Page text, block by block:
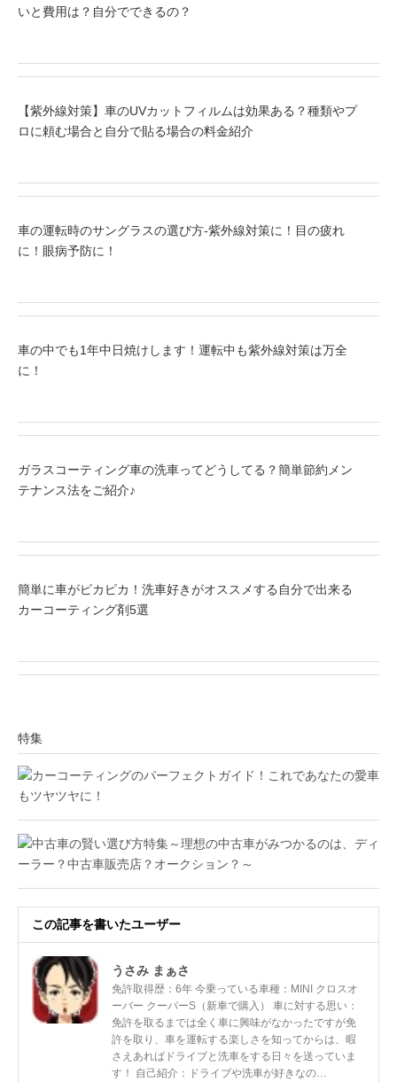
いと費用は？自分でできるの？
【紫外線対策】車のUVカットフィルムは効果ある？種類やプ
ロに頼む場合と自分で貼る場合の料金紹介
車の運転時のサングラスの選び方-紫外線対策に！目の疲れ
に！眼病予防に！
車の中でも1年中日焼けします！運転中も紫外線対策は万全
に！
ガラスコーティング車の洗車ってどうしてる？簡単節約メン
テナンス法をご紹介♪
簡単に車がピカピカ！洗車好きがオススメする自分で出来る
カーコーティング剤5選
特集
この記事を書いたユーザー
うさみ まぁさ
免許取得歴：6年 今乗っている車種：MINI クロスオ
ーバー クーパーS（新車で購入） 車に対する思い：
免許を取るまでは全く車に興味がなかったですが免
許を取り、車を運転する楽しさを知ってからは、暇
さえあればドライブと洗車をする日々を送っていま
す！ 自己紹介：ドライブや洗車が好きなの…